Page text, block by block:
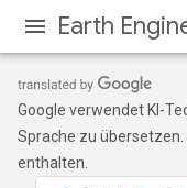
Earth
Google verwendet KI-
Sprache zu
enthalten.